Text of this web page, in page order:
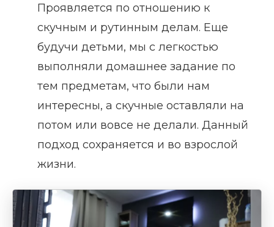
Проявляется по отношению к
скучным и рутинным делам. Еще
будучи детьми, мы с легкостью
выполняли домашнее задание по
тем предметам, что были нам
интересны, а скучные оставляли на
потом или вовсе не делали. Данный
подход сохраняется и во взрослой
жизни.